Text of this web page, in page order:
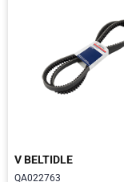
V BELTIDLE
QA022763